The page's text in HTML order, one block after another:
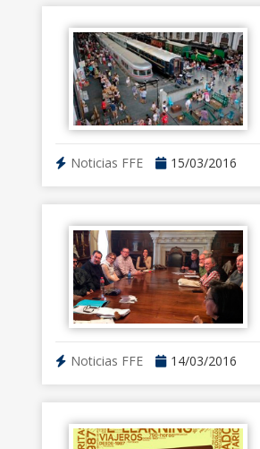
Noticias FFE 15/03/2016
Noticias FFE 14/03/2016